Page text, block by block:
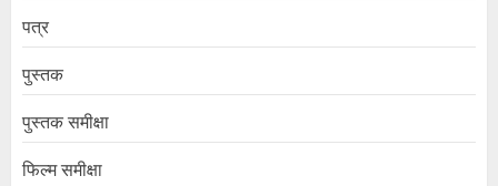
पत्र
पुस्तक
पुस्तक समीक्षा
फिल्म समीक्षा